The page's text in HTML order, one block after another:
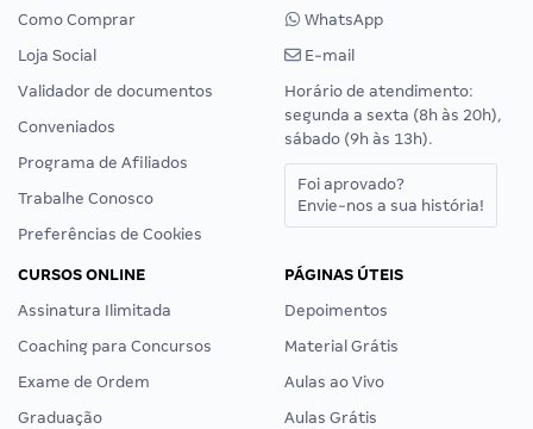
Como Comprar
Loja Social
Validador de documentos
Conveniados
Programa de Afiliados
Trabalhe Conosco
Preferências de Cookies
WhatsApp
E-mail
Horário de atendimento:
segunda a sexta (8h às 20h),
sábado (9h às 13h).
Foi aprovado?
Envie-nos a sua história!
CURSOS ONLINE
Assinatura Ilimitada
Coaching para Concursos
Exame de Ordem
Graduação
PÁGINAS ÚTEIS
Depoimentos
Material Grátis
Aulas ao Vivo
Aulas Grátis